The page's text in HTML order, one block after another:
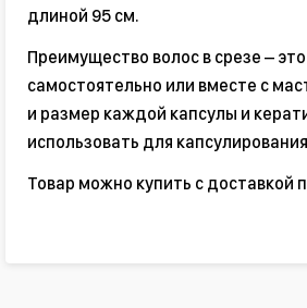
длиной 95 см.
Преимущество волос в срезе –
самостоятельно или вместе с
и размер каждой капсулы и
использовать для
Товар можно купить с доставкой